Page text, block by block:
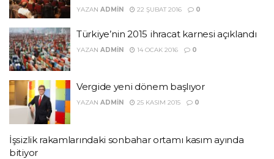
YAZAN ADMIN 22 ŞUBAT 2016 0
Türkiye’nin 2015 ihracat karnesi açıklandı
YAZAN ADMIN 14 OCAK 2016 0
Vergide yeni dönem başlıyor
YAZAN ADMIN 25 KASIM 2015 0
İşsizlik rakamlarındaki sonbahar ortamı kasım ayında
bitiyor